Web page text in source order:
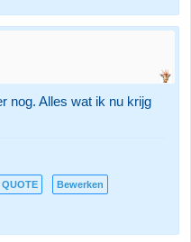
nog. Alles wat ik nu krijg
QUOTE Bewerken